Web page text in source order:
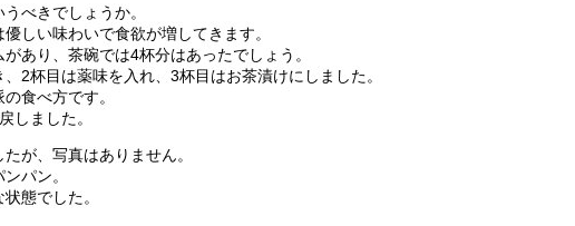
べきでしょうか。
しい味わいで食欲が増してきます。
あり、茶碗では4杯分はあったでしょう。
2杯目は薬味を入れ、3杯目はお茶漬けにしました。
食べ方です。
しました。
が、写真はありません。
パン。
態でした。